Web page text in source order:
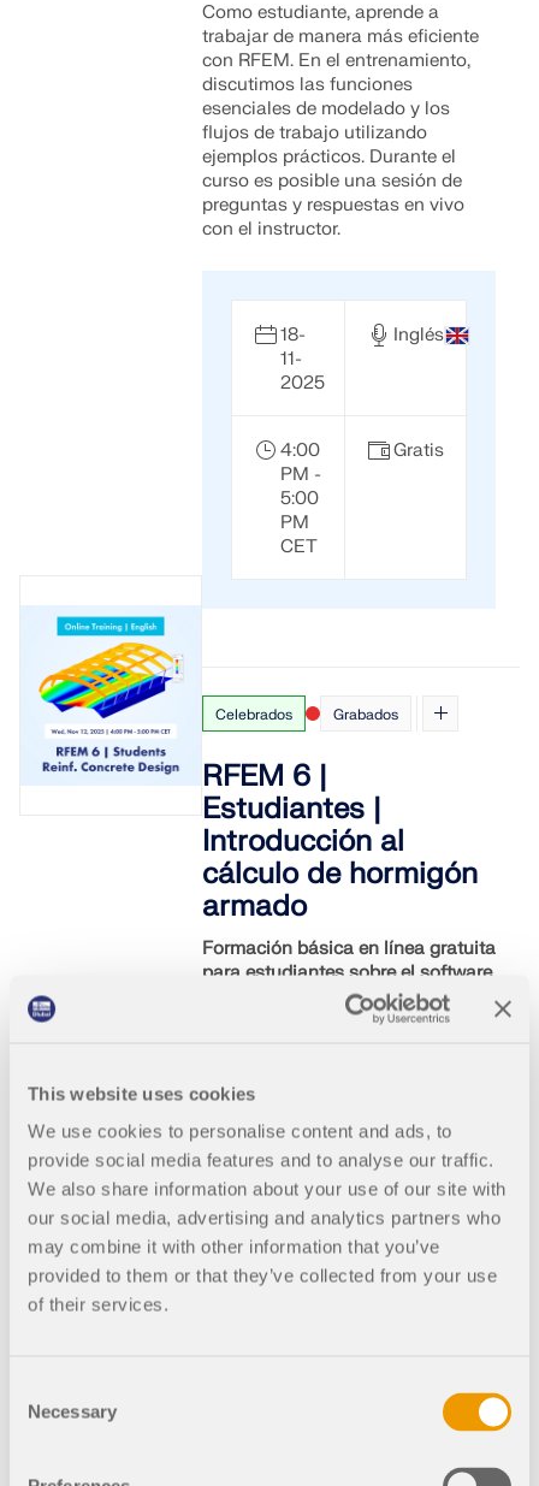
This website uses cookies
We use cookies to personalise content and ads, to
provide social media features and to analyse our traffic.
We also share information about your use of our site with
our social media, advertising and analytics partners who
may combine it with other information that you’ve
provided to them or that they’ve collected from your use
of their services.
Selection
Necessary
Como estudiante, aprende a
trabajar de manera más eficiente
con RFEM. En el entrenamiento,
discutimos las funciones
esenciales de modelado y los
flujos de trabajo utilizando
ejemplos prácticos. Durante el
curso es posible una sesión de
preguntas y respuestas en vivo
con el instructor.
18-
11-
2025
Inglés
4:00
PM -
5:00
PM
CET
Gratis
Celebrados Grabados
RFEM 6 |
Estudiantes |
Introducción al
cálculo de hormigón
armado
Formación básica en línea gratuita
para estudiantes sobre el software
de análisis estructural RFEM 6 |
Introducción al Diseño de
Como estudiante, aprende a
con RFEM. En la formación,
discutimos las funciones de
modelado esenciales y los flujos
de trabajo utilizando ejemplos
prácticos. Es posible realizar
preguntas y respuestas en vivo
con el instructor durante el curso.